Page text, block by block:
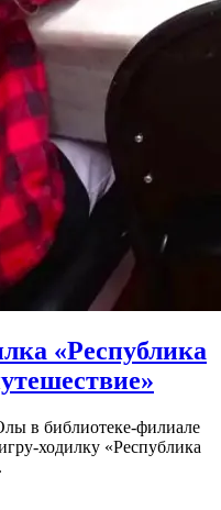
«Республика
в библиотеке-филиале
ходилку «Республика